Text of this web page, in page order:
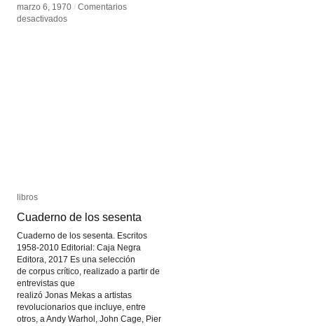
marzo 6, 1970 / Comentarios
desactivadosen
marzo 6, 1970 / Comentarios
desactivadosen
libros
Cuaderno de los sesenta
Cuaderno de los sesenta. Escritos
1958-2010 Editorial: Caja Negra
Editora, 2017 Es una selección
de corpus crítico, realizado a partir de
entrevistas que
realizó Jonas Mekas a artistas
revolucionarios que incluye, entre
otros, a Andy Warhol, John Cage, Pier
libros
Cuaderno de los sesenta